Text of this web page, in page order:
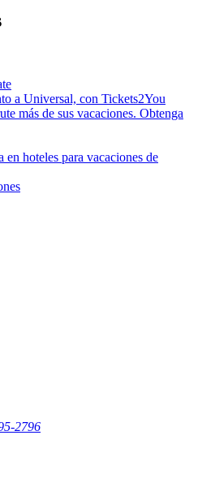
a Universal, con Tickets2You
más de sus vacaciones. Obtenga
en hoteles para vacaciones de
2796